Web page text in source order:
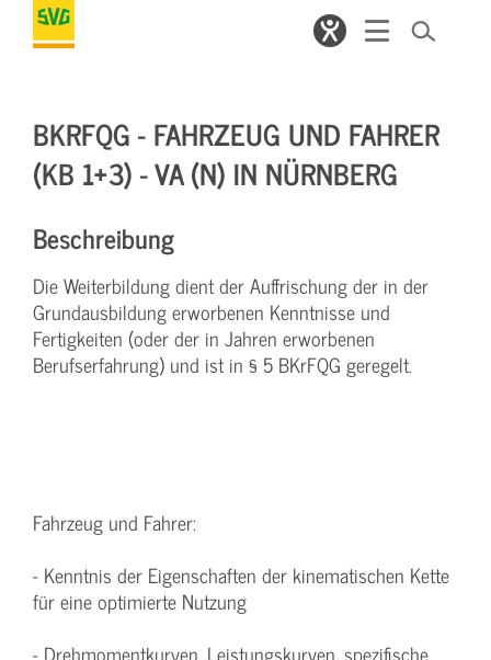
BKRFQG - FAHRZEUG UND FAHRER
(KB 1+3) - VA (N) IN NÜRNBERG
Beschreibung
Die Weiterbildung dient der Auffrischung der in der
Grundausbildung erworbenen Kenntnisse und
Fertigkeiten (oder der in Jahren erworbenen
Berufserfahrung) und ist in § 5 BKrFQG geregelt.
Fahrzeug und Fahrer:
- Kenntnis der Eigenschaften der kinematischen Kette
für eine optimierte Nutzung